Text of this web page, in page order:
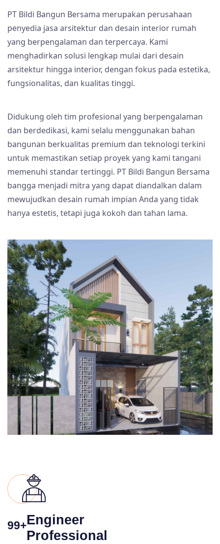
PT Bildi Bangun Bersama merupakan perusahaan
penyedia jasa arsitektur dan desain interior rumah
yang berpengalaman dan terpercaya. Kami
menghadirkan solusi lengkap mulai dari desain
arsitektur hingga interior, dengan fokus pada estetika,
fungsionalitas, dan kualitas tinggi.
Didukung oleh tim profesional yang berpengalaman
dan berdedikasi, kami selalu menggunakan bahan
bangunan berkualitas premium dan teknologi terkini
untuk memastikan setiap proyek yang kami tangani
memenuhi standar tertinggi. PT Bildi Bangun Bersama
bangga menjadi mitra yang dapat diandalkan dalam
mewujudkan desain rumah impian Anda yang tidak
hanya estetis, tetapi juga kokoh dan tahan lama.
99+Engineer
Professional